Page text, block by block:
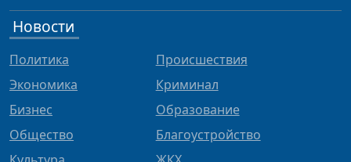
Новости
Политика
Экономика
Бизнес
Общество
Происшествия
Криминал
Образование
Благоустройство